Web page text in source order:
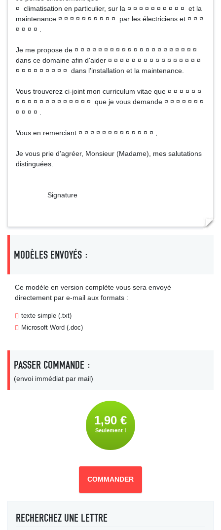
¤ climatisation en particulier, sur la ¤ ¤ ¤ ¤ ¤ ¤ ¤ ¤ ¤ ¤ et la
maintenance ¤ ¤ ¤ ¤ ¤ ¤ ¤ ¤ ¤ ¤ par les électriciens et ¤ ¤ ¤
¤ ¤ ¤ ¤ .
Je me propose de ¤ ¤ ¤ ¤ ¤ ¤ ¤ ¤ ¤ ¤ ¤ ¤ ¤ ¤ ¤ ¤ ¤ ¤ ¤ ¤ ¤
dans ce domaine afin d'aider ¤ ¤ ¤ ¤ ¤ ¤ ¤ ¤ ¤ ¤ ¤ ¤ ¤ ¤ ¤ ¤
¤ ¤ ¤ ¤ ¤ ¤ ¤ ¤ ¤ dans l'installation et la maintenance.
Vous trouverez ci-joint mon curriculum vitae que ¤ ¤ ¤ ¤ ¤ ¤
¤ ¤ ¤ ¤ ¤ ¤ ¤ ¤ ¤ ¤ ¤ ¤ ¤ que je vous demande ¤ ¤ ¤ ¤ ¤ ¤ ¤
¤ ¤ ¤ ¤ .
Vous en remerciant ¤ ¤ ¤ ¤ ¤ ¤ ¤ ¤ ¤ ¤ ¤ ¤ ¤ ,
Je vous prie d'agréer, Monsieur (Madame), mes salutations
distinguées.
Signature
MODÈLES ENVOYÉS :
Ce modèle en version complète vous sera envoyé
directement par e-mail aux formats :
texte simple (.txt)
Microsoft Word (.doc)
PASSER COMMANDE :
(envoi immédiat par mail)
1,90 €
Seulement !
COMMANDER
RECHERCHEZ UNE LETTRE